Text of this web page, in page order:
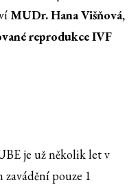
MUDr. Hana Višňová,
reprodukce IVF
je už několik let v
pouze 1